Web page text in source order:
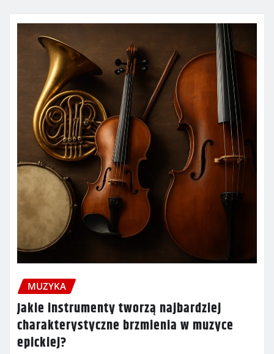
MUZYKA
Jakie instrumenty tworzą najbardziej
charakterystyczne brzmienia w muzyce
epickiej?